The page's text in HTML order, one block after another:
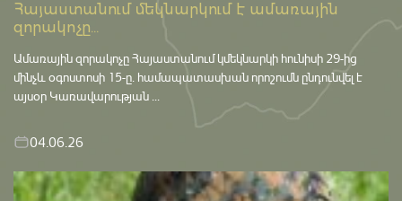
Հայաստանում մեկնարկում է ամառային
զորակոչը...
Ամառային զորակոչը Հայաստանում կմեկնարկի հունիսի 29-ից
մինչև օգոստոսի 15-ը․ համապատասխան որոշումն ընդունվել է
այսօր Կառավարության ...
04.06.26